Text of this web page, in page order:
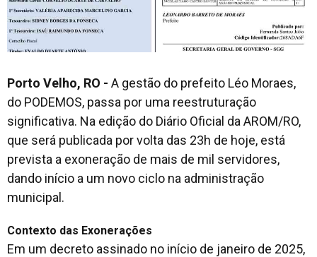
Porto Velho, RO - A gestão do prefeito Léo Moraes,
do PODEMOS, passa por uma reestruturação
significativa. Na edição do Diário Oficial da AROM/RO,
que será publicada por volta das 23h de hoje, está
prevista a exoneração de mais de mil servidores,
dando início a um novo ciclo na administração
municipal.
Contexto das Exonerações
Em um decreto assinado no início de janeiro de 2025,